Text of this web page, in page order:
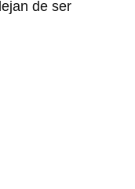
de ser